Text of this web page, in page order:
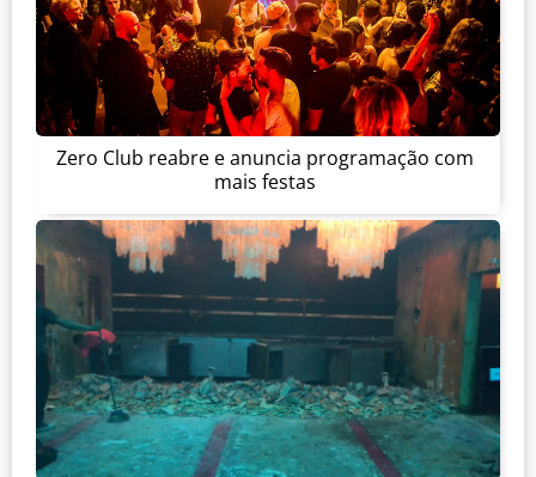
Zero Club reabre e anuncia programação com
mais festas